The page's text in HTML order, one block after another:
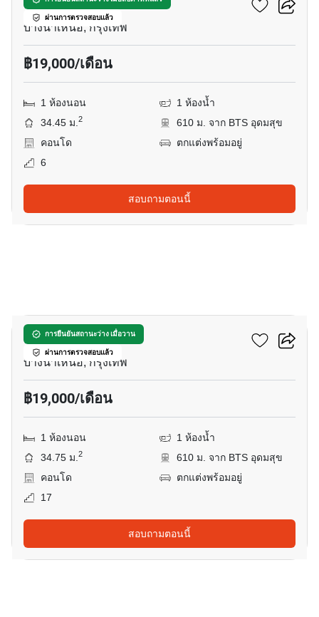
ผ่านการตรวจสอบแล้ว
บางนาเหนือ, กรุงเทพ
฿19,000/เดือน
1 ห้องนอน
1 ห้องน้ำ
34.45 ม.2
610 ม. จาก BTS อุดมสุข
คอนโด
ตกแต่งพร้อมอยู่
6
สอบถามตอนนี้
การยืนยันสถานะว่าง เมื่อวาน
ผ่านการตรวจสอบแล้ว
เดอะ สกาย สุขุมวิท
บางนาเหนือ, กรุงเทพ
฿19,000/เดือน
1 ห้องนอน
1 ห้องน้ำ
34.75 ม.2
610 ม. จาก BTS อุดมสุข
คอนโด
ตกแต่งพร้อมอยู่
17
สอบถามตอนนี้